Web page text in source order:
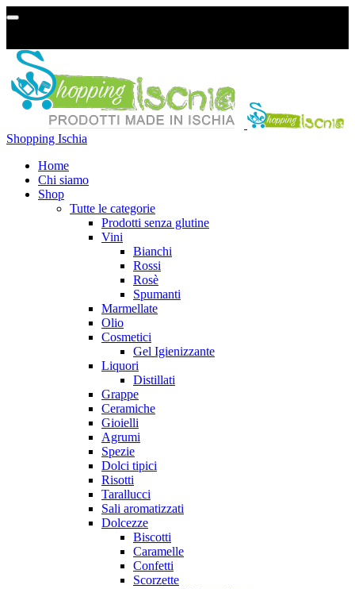
Shopping Ischia
Home
Chi siamo
Shop
Tutte le categorie
Prodotti senza glutine
Vini
Bianchi
Rossi
Rosè
Spumanti
Marmellate
Olio
Cosmetici
Gel Igienizzante
Liquori
Distillati
Grappe
Ceramiche
Gioielli
Agrumi
Spezie
Dolci tipici
Risotti
Tarallucci
Sali aromatizzati
Dolcezze
Biscotti
Caramelle
Confetti
Scorzette